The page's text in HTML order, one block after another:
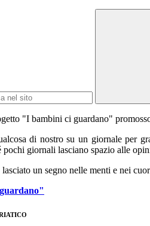
"I bambini ci guardano"
di nostro su un giornale per
pochi giornali lasciano spazio alle
un segno nelle menti e nei